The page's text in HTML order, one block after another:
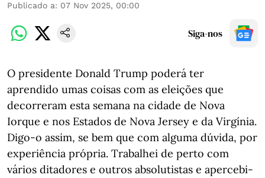
Publicado a: 07 Nov 2025, 00:00
Siga-nos
O presidente Donald Trump poderá ter
aprendido umas coisas com as eleições que
decorreram esta semana na cidade de Nova
Iorque e nos Estados de Nova Jersey e da Virgínia.
Digo-o assim, se bem que com alguma dúvida, por
experiência própria. Trabalhei de perto com
vários ditadores e outros absolutistas e apercebi-